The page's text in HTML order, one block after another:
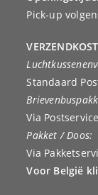
Pick-up
Standaard
Via
Pakket / Doos:
Via
Voor België